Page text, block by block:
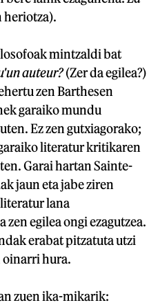
heriotza).
mintzaldi bat
auteur?(Zer da egilea?)
zen Barthesen
garaiko mundu
Ez zen gutxiagorako;
literatur kritikaren
Garai hartan Sainte-
jaun eta jabe ziren
lana
egilea ongi ezagutzea.
erabat pitzatuta utzi
oinarri hura.
zuen ika-mikarik: